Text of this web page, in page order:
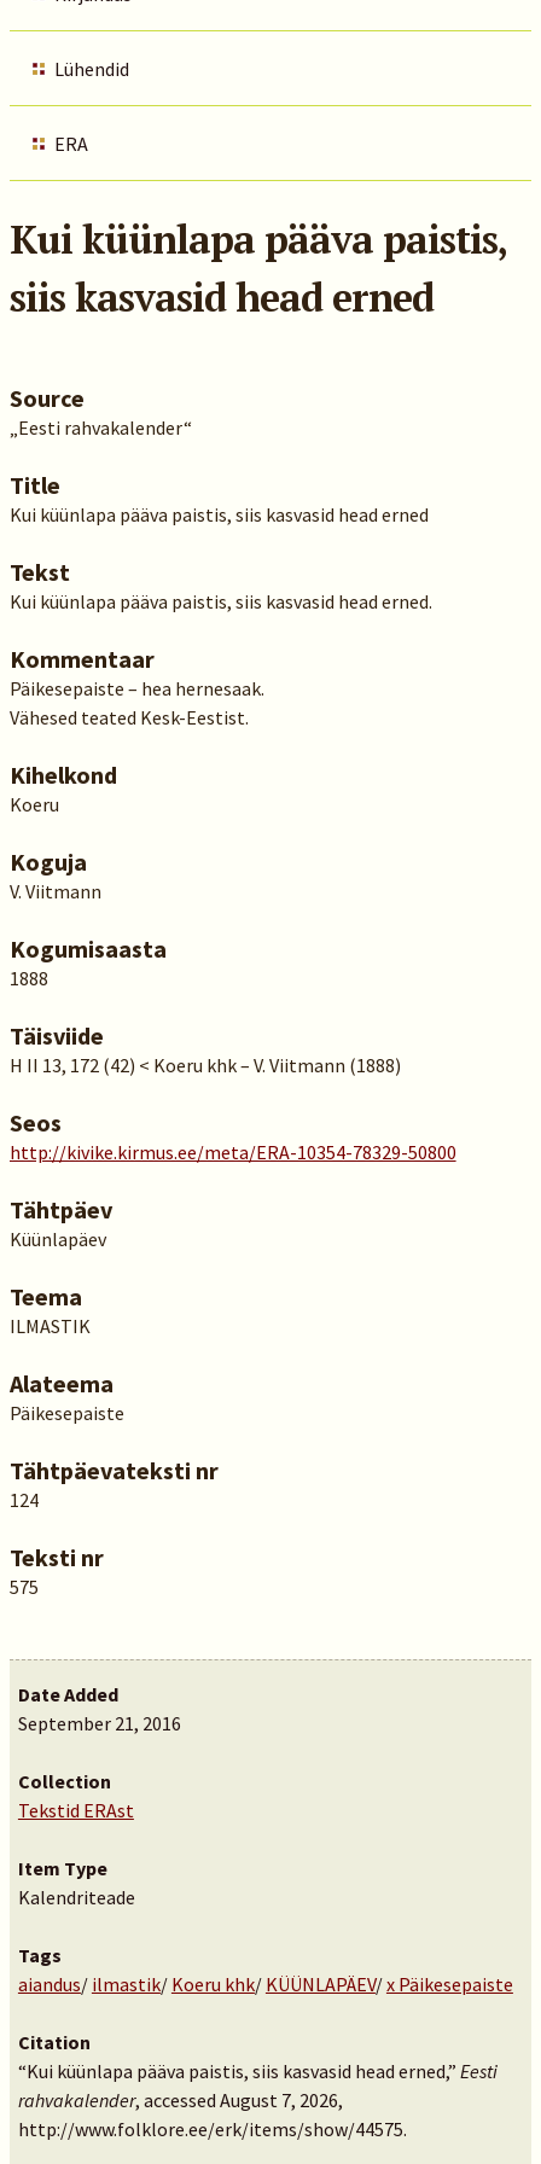
Lühendid
ERA
Kui küünlapa pääva paistis,
siis kasvasid head erned
Source
„Eesti rahvakalender“
Title
Kui küünlapa pääva paistis, siis kasvasid head erned
Tekst
Kui küünlapa pääva paistis, siis kasvasid head erned.
Kommentaar
Päikesepaiste – hea hernesaak.
Vähesed teated Kesk-Eestist.
Kihelkond
Koeru
Koguja
V. Viitmann
Kogumisaasta
1888
Täisviide
H II 13, 172 (42) < Koeru khk – V. Viitmann (1888)
Seos
http://kivike.kirmus.ee/meta/ERA-10354-78329-50800
Tähtpäev
Küünlapäev
Teema
ILMASTIK
Alateema
Päikesepaiste
Tähtpäevateksti nr
124
Teksti nr
575
Date Added
September 21, 2016
Collection
Tekstid ERAst
Item Type
Kalendriteade
Tags
aiandus/ ilmastik/ Koeru khk/ KÜÜNLAPÄEV/x Päikesepaiste
Citation
“Kui küünlapa pääva paistis, siis kasvasid head erned,” Eesti
rahvakalender, accessed August 7, 2026,
http://www.folklore.ee/erk/items/show/44575.